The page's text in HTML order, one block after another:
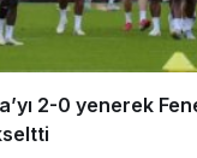
2-0 yenerek